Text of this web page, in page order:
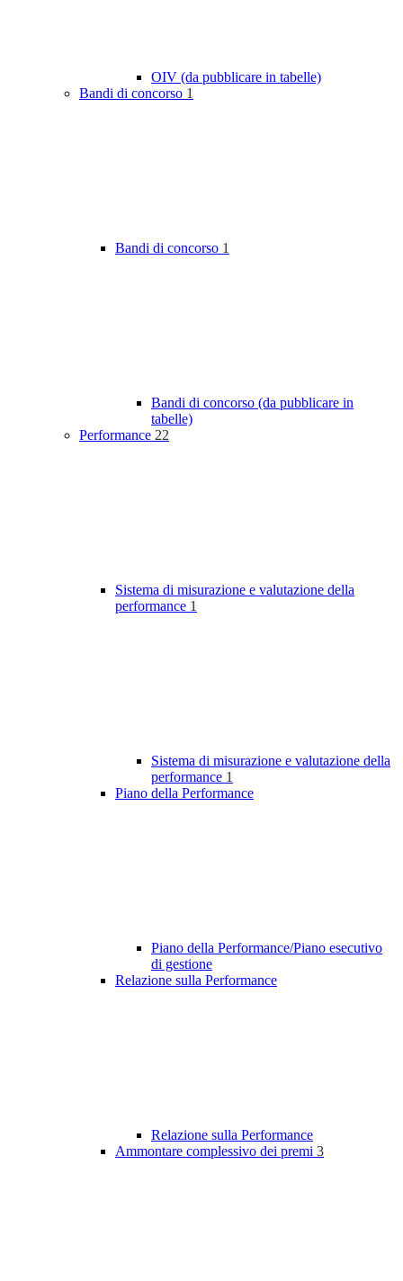
OIV (da pubblicare in tabelle)
Bandi di concorso 1
Bandi di concorso 1
Bandi di concorso (da pubblicare in
tabelle)
Performance 22
Sistema di misurazione e valutazione della
performance 1
Sistema di misurazione e valutazione della
performance 1
Piano della Performance
Piano della Performance/Piano esecutivo
di gestione
Relazione sulla Performance
Relazione sulla Performance
Ammontare complessivo dei premi 3